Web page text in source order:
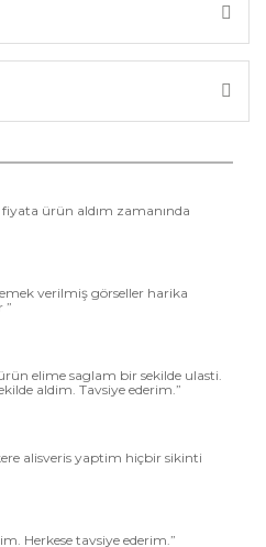
ürün aldım zamanında
verilmiş görseller harika
”
elime saglam bir sekilde ulasti.
aldim. Tavsiye ederim.”
alisveris yaptim hiçbir sikinti
Herkese tavsiye ederim.”